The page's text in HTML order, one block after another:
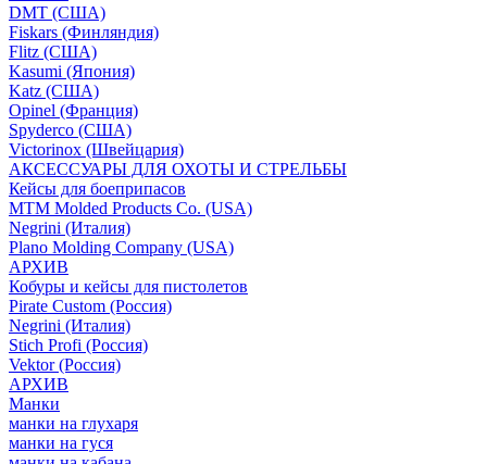
DMT (США)
Fiskars (Финляндия)
Flitz (США)
Kasumi (Япония)
Katz (США)
Opinel (Франция)
Spyderco (США)
Victorinox (Швейцария)
АКСЕССУАРЫ ДЛЯ ОХОТЫ И СТРЕЛЬБЫ
Кейсы для боеприпасов
MTM Molded Products Co. (USA)
Negrini (Италия)
Plano Molding Company (USA)
АРХИВ
Кобуры и кейсы для пистолетов
Pirate Custom (Россия)
Negrini (Италия)
Stich Profi (Россия)
Vektor (Россия)
АРХИВ
Манки
манки на глухаря
манки на гуся